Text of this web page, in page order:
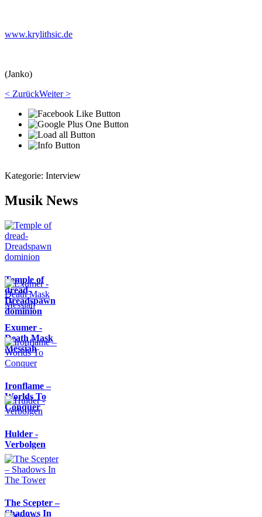
www.krylithsic.de
(Janko)
< ZurückWeiter >
Kategorie: Interview
Musik News
Temple of
dread-
Dreadspawn
dominion
Exumer -
Death Mask
Messiah
Ironflame –
Worlds To
Conquer
Hulder -
Verbolgen
The Scepter –
Shadows In